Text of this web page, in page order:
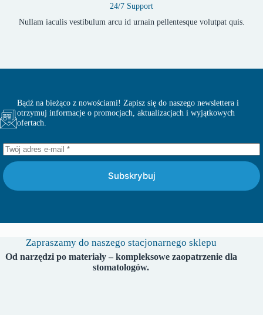
24/7 Support
Nullam iaculis vestibulum arcu id urnain pellentesque volutpat quis.
Bądź na bieżąco z nowościami! Zapisz się do naszego newslettera i
otrzymuj informacje o promocjach, aktualizacjach i wyjątkowych
ofertach.
Subskrybuj
Zapraszamy do naszego stacjonarnego sklepu
Od narzędzi po materiały – kompleksowe zaopatrzenie dla
stomatologów.